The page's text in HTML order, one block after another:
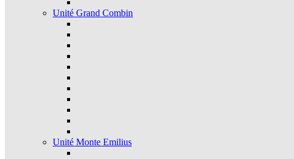
Unité Grand Combin
Unité Monte Emilius